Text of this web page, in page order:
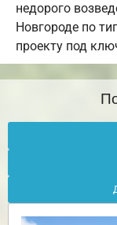
недорого
Новгороде по
проекту под